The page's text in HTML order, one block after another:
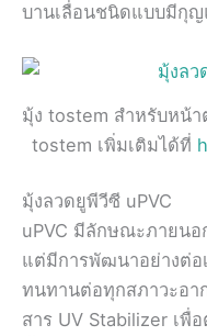
บานเลื่อนชนิดแบบมีกุญ
มุ้ง tostem สำหรับหน้า
tostem เพิ่มเติมได้ที่
มุ้งลวดยูพีวีซี uPVC
uPVC มีลักษณะภายนอ
แต่มีการพัฒนาอย่างต่อ
ทนทานต่อทุกสภาวะอา
สาร UV Stabilizer เพื่